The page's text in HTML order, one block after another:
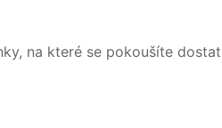
na které se pokoušíte